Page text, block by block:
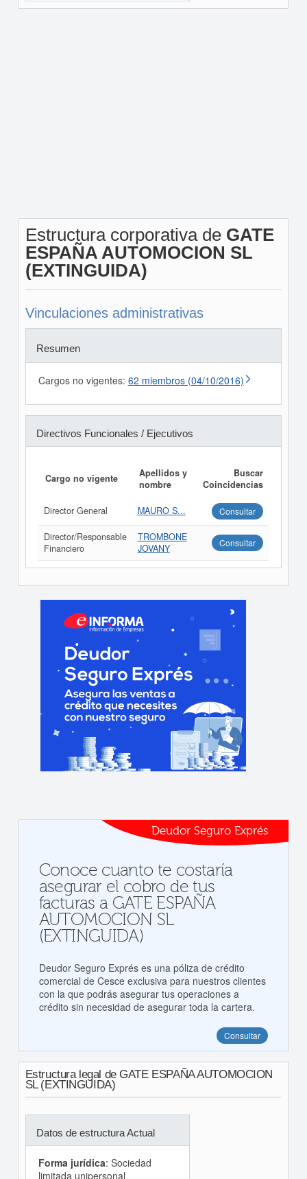
Estructura corporativa de GATE
ESPAÑA AUTOMOCION SL
(EXTINGUIDA)
Vinculaciones administrativas
Resumen
Cargos no vigentes: 62 miembros (04/10/2016)
Directivos Funcionales / Ejecutivos
Cargo no vigente
Apellidos y
nombre
Buscar
Coincidencias
Director General MAURO S... Consultar
Director/Responsable
Financiero
TROMBONE
JOVANY
Consultar
Deudor Seguro Exprés
Conoce cuanto te costaría
asegurar el cobro de tus
facturas a GATE ESPAÑA
AUTOMOCION SL
(EXTINGUIDA)
Deudor Seguro Exprés es una póliza de crédito
comercial de Cesce exclusiva para nuestros clientes
con la que podrás asegurar tus operaciones a
crédito sin necesidad de asegurar toda la cartera.
Consultar
Estructura legal de GATE ESPAÑA AUTOMOCION
SL (EXTINGUIDA)
Datos de estructura Actual
Forma jurídica: Sociedad
limitada unipersonal